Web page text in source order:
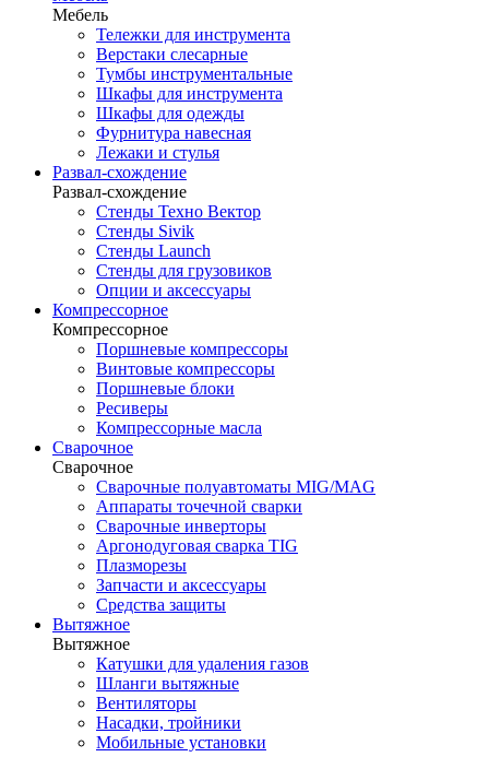
Мебель
Тележки для инструмента
Верстаки слесарные
Тумбы инструментальные
Шкафы для инструмента
Шкафы для одежды
Фурнитура навесная
Лежаки и стулья
Развал-схождение
Развал-схождение
Стенды Техно Вектор
Стенды Sivik
Стенды Launch
Стенды для грузовиков
Опции и аксессуары
Компрессорное
Компрессорное
Поршневые компрессоры
Винтовые компрессоры
Поршневые блоки
Ресиверы
Компрессорные масла
Сварочное
Сварочное
Сварочные полуавтоматы MIG/MAG
Аппараты точечной сварки
Сварочные инверторы
Аргонодуговая сварка TIG
Плазморезы
Запчасти и аксессуары
Средства защиты
Вытяжное
Вытяжное
Катушки для удаления газов
Шланги вытяжные
Вентиляторы
Насадки, тройники
Мобильные установки